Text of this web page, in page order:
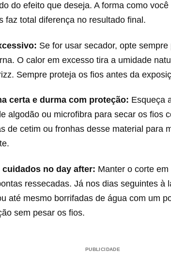
do efeito que deseja. A forma como
faz total diferença no resultado final.
Se for usar secador, opte
O calor em excesso tira a umidade
Sempre proteja os fios antes da
certa e durma com proteção: Esqueça
algodão ou microfibra para secar os fios
de cetim ou fronhas desse material para
no day after: Manter o corte
ressecadas. Já nos dias seguintes à
até mesmo borrifadas de água com um
sem pesar os fios.
PUBLICIDADE